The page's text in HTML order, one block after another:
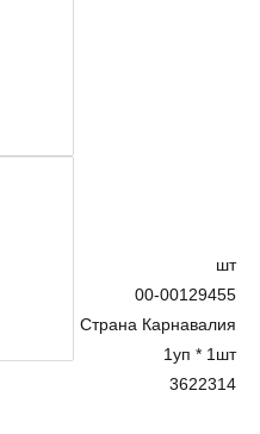
шт
00-00129455
Страна Карнавалия
1уп * 1шт
3622314